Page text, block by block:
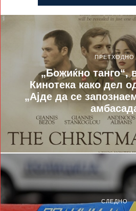
ПРЕТХОДНО
„Божиќно танго“,
Кинотека како дел
„Ајде да се
СЛЕДНО